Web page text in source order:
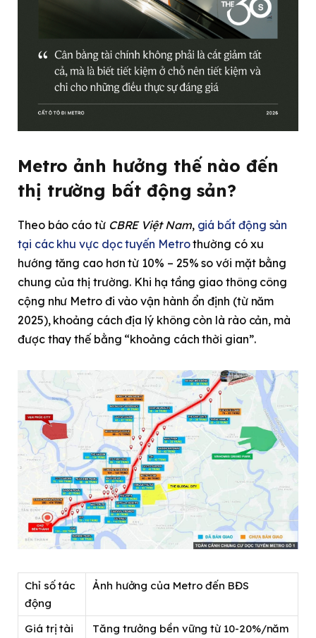
Metro ảnh hưởng thế nào đến
thị trường bất động sản?
Theo báo cáo từ CBRE Việt Nam, giá bất động sản
tại các khu vực dọc tuyến Metrothường có xu
hướng tăng cao hơn từ 10% – 25% so với mặt bằng
chung của thị trường. Khi hạ tầng giao thông công
cộng như Metro đi vào vận hành ổn định (từ năm
2025), khoảng cách địa lý không còn là rào cản, mà
được thay thế bằng “khoảng cách thời gian”.
Chỉ số tác
động
Ảnh hưởng của Metro đến BĐS
Giá trị tài
Tăng trưởng bền vững từ 10-20%/năm